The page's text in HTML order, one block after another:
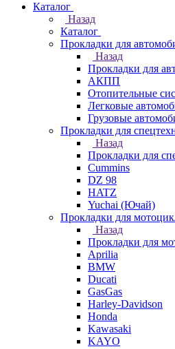
Каталог
Назад
Каталог
Прокладки для
Назад
Прокладки для
АКПП
Отопительные
Легковые
Грузовые
Прокладки для
Назад
Прокладки для
Cummins
DZ 98
HATZ
Yuchai (Ючай)
Прокладки для
Назад
Прокладки для
Aprilia
BMW
Ducati
GasGas
Harley-Davidson
Honda
Kawasaki
KAYO